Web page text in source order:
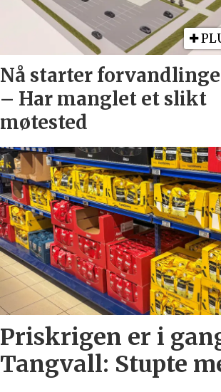
Nå starter
– Har manglet et slikt
møtested
Priskrigen er i
Tangvall: Stupte